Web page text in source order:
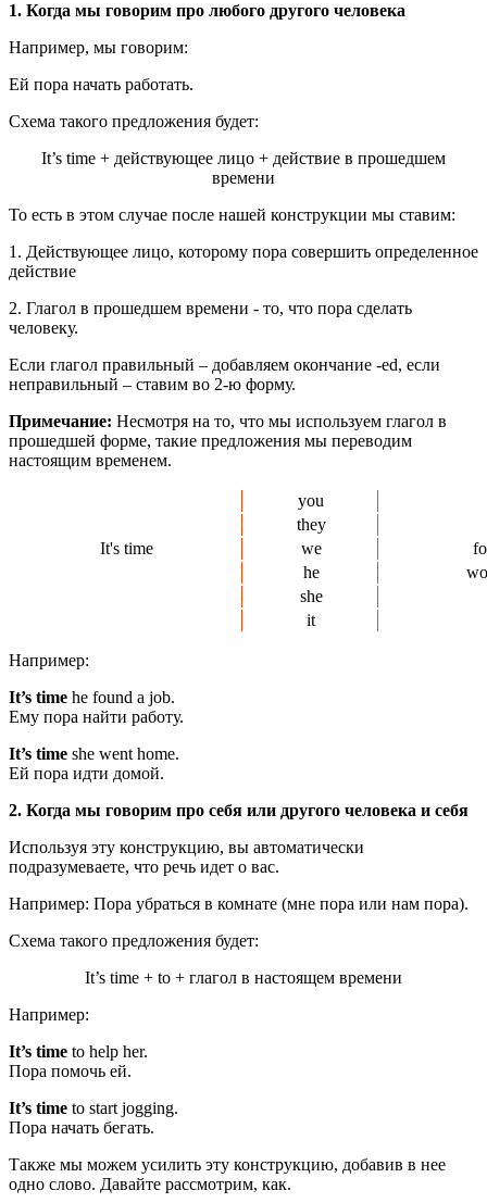
1. Когда мы говорим про любого другого человека
Например, мы говорим:
Ей пора начать работать.
Схема такого предложения будет:
It’s time + действующее лицо + действие в прошедшем
времени
То есть в этом случае после нашей конструкции мы ставим:
1. Действующее лицо, которому пора совершить определенное
действие
2. Глагол в прошедшем времени - то, что пора сделать
человеку.
Если глагол правильный – добавляем окончание -ed, если
неправильный – ставим во 2-ю форму.
Примечание: Несмотря на то, что мы используем глагол в
прошедшей форме, такие предложения мы переводим
настоящим временем.
you
they
It's time
we
he
she
it
Например:
It’s time he found a job.
Ему пора найти работу.
It’s time she went home.
Ей пора идти домой.
2. Когда мы говорим про себя или другого человека и себя
Используя эту конструкцию, вы автоматически
подразумеваете, что речь идет о вас.
Например: Пора убраться в комнате (мне пора или нам пора).
Схема такого предложения будет:
It’s time + to + глагол в настоящем времени
Например:
It’s time to help her.
Пора помочь ей.
It’s time to start jogging.
Пора начать бегать.
Также мы можем усилить эту конструкцию, добавив в нее
одно слово. Давайте рассмотрим, как.